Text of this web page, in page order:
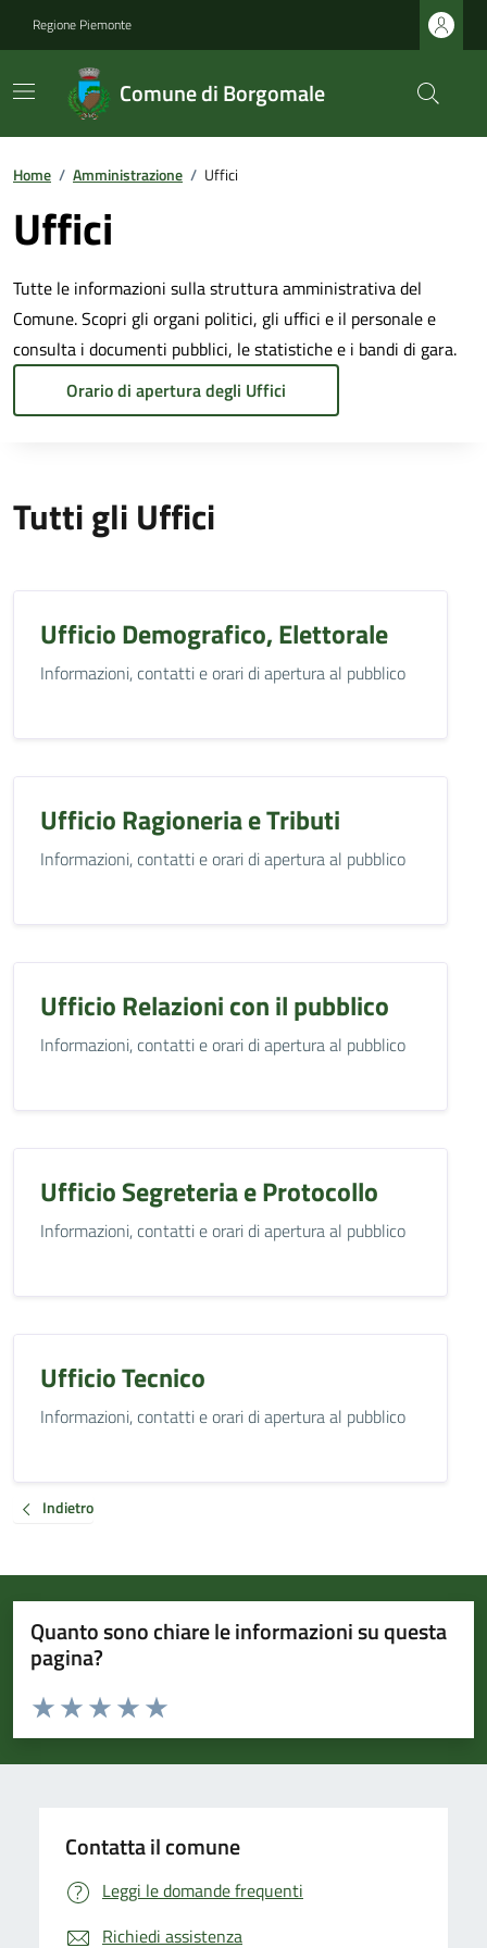
Regione Piemonte
Comune di Borgomale
Home / Amministrazione / Uffici
Uffici
Tutte le informazioni sulla struttura amministrativa del
Comune. Scopri gli organi politici, gli uffici e il personale e
consulta i documenti pubblici, le statistiche e i bandi di gara.
Orario di apertura degli Uffici
Tutti gli Uffici
Ufficio Demografico, Elettorale
Informazioni, contatti e orari di apertura al pubblico
Ufficio Ragioneria e Tributi
Informazioni, contatti e orari di apertura al pubblico
Ufficio Relazioni con il pubblico
Informazioni, contatti e orari di apertura al pubblico
Ufficio Segreteria e Protocollo
Informazioni, contatti e orari di apertura al pubblico
Ufficio Tecnico
Informazioni, contatti e orari di apertura al pubblico
Indietro
Quanto sono chiare le informazioni su questa
pagina?
Valuta da 1 a 5 stelle la pagina
Valuta 5 stelle su 5
Valuta 4 stelle su 5
Valuta 3 stelle su 5
Valuta 2 stelle su 5
Valuta 1 stelle su 5
Contatta il comune
Leggi le domande frequenti
Richiedi assistenza